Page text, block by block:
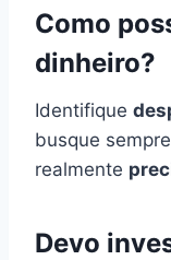
Como
dinheiro?
Identifique
busque
realmente
Devo